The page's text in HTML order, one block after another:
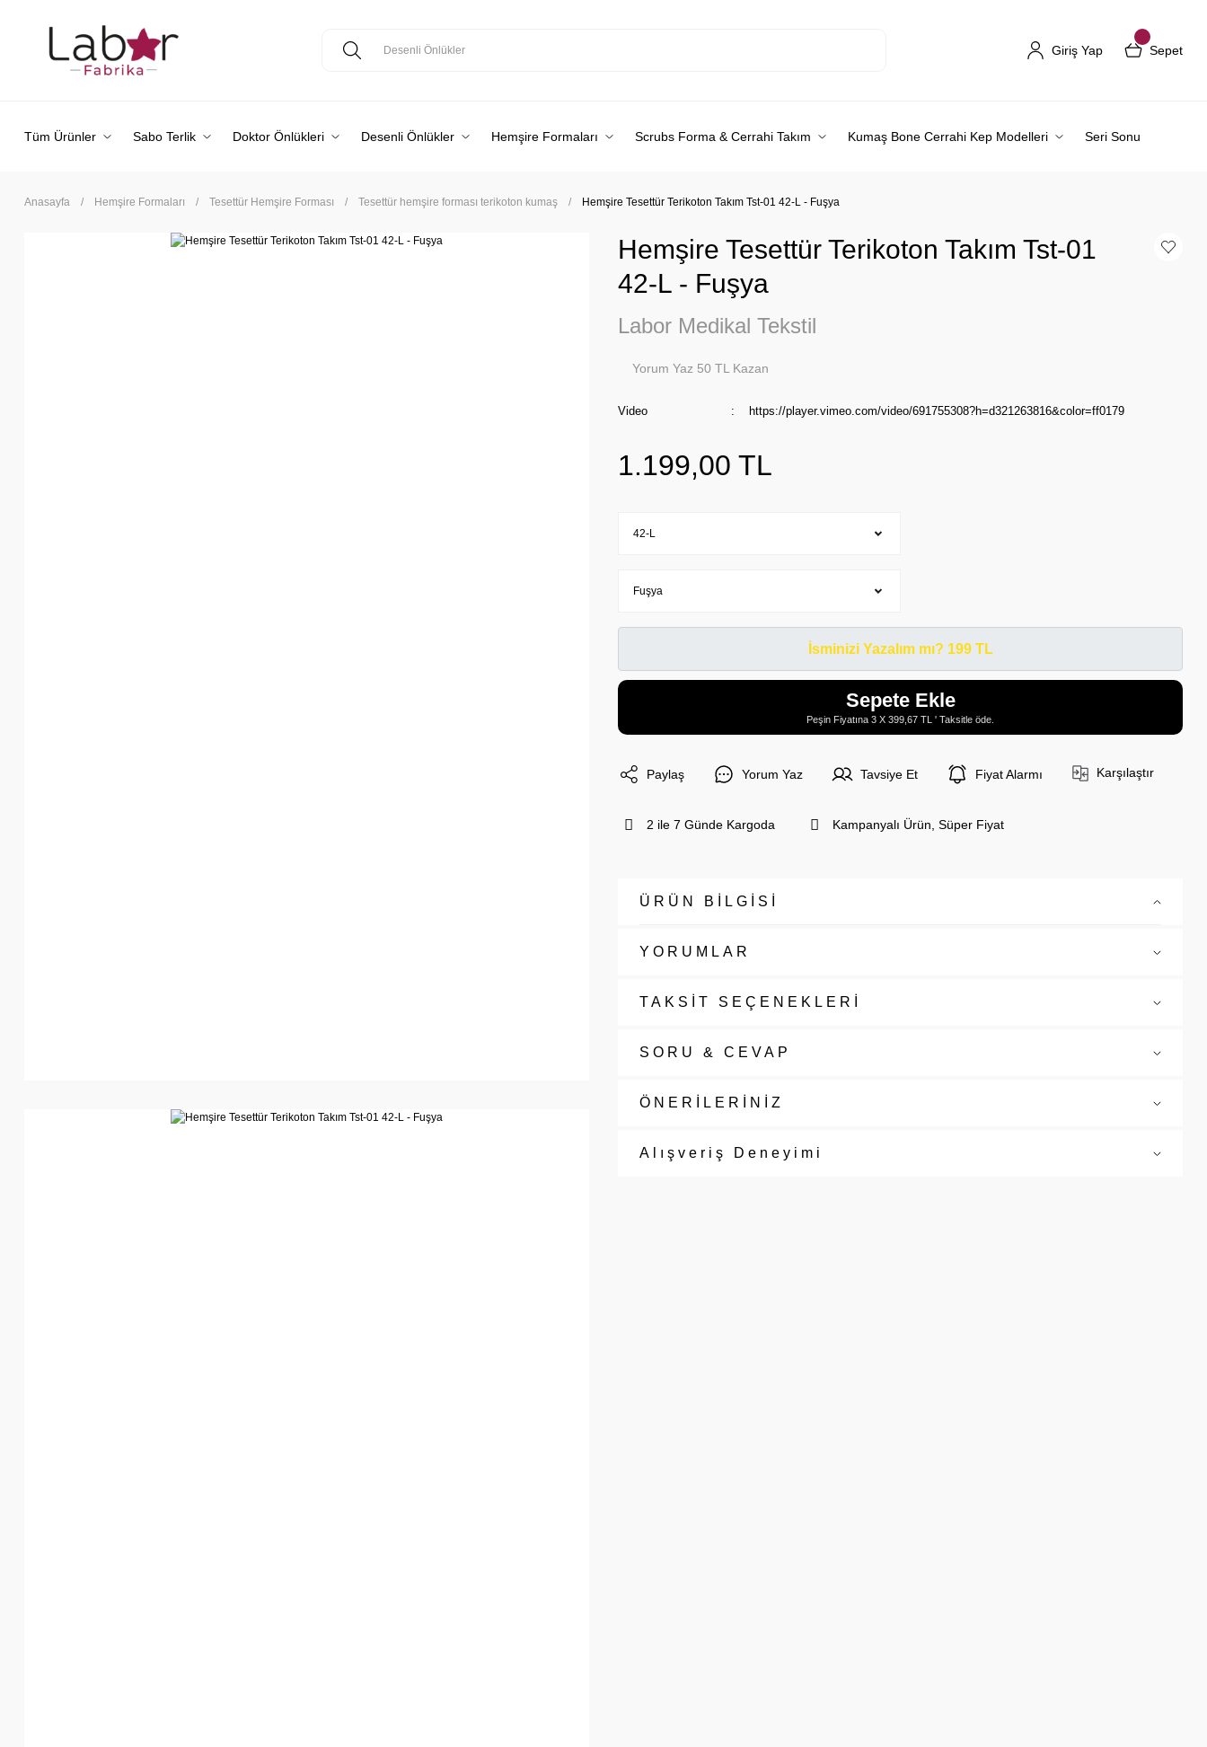
Giriş Yap Sepet
Tüm Ürünler Sabo Terlik Doktor Önlükleri Desenli Önlükler Hemşire Formaları Scrubs Forma & Cerrahi Takım Kumaş Bone Cerrahi Kep Modelleri Seri Sonu
Anasayfa Hemşire Formaları Tesettür Hemşire Forması Tesettür hemşire forması terikoton kumaş Hemşire Tesettür Terikoton Takım Tst-01 42-L - Fuşya
Hemşire Tesettür Terikoton Takım Tst-01
42-L - Fuşya
Labor Medikal Tekstil
Yorum Yaz 50 TL Kazan
Video https://player.vimeo.com/video/691755308?h=d321263816&color=ff0179
1.199,00 TL
İsminizi Yazalım mı? 199 TL
Sepete Ekle
Peşin Fiyatına 3 X 399,67 TL ' Taksitle öde.
Paylaş Yorum Yaz Tavsiye Et Fiyat Alarmı Karşılaştır
2 ile 7 Günde Kargoda Kampanyalı Ürün, Süper Fiyat
ÜRÜN BİLGİSİ
YORUMLAR
TAKSİT SEÇENEKLERİ
SORU & CEVAP
ÖNERİLERİNİZ
Alışveriş Deneyimi